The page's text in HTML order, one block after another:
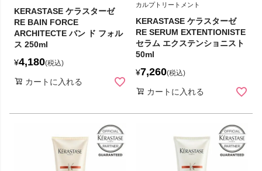
KERASTASE ケラスターゼ
RE BAIN FORCE
ARCHITECTE バン ド フォル
ス 250ml
¥4,180 税込
カートに入れる
カルプトリートメント
KERASTASE ケラスターゼ
RE SERUM EXTENTIONISTE
セラム エクステンショニスト
50ml
¥7,260 税込
カートに入れる